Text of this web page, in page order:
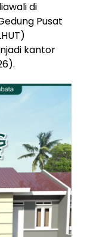
di
Pusat
kantor